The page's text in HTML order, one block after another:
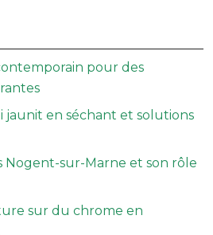
pour des
en séchant et solutions
Nogent-sur-Marne et son rôle
sur du chrome en